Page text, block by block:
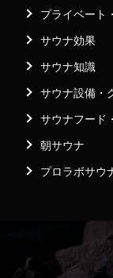
プライベート
サウナ効果
サウナ知識
サウナ設備・
サウナフード
朝サウナ
プロラボサウ